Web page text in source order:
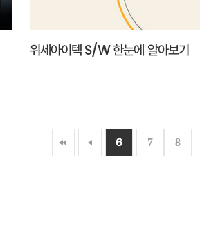
위세아이텍 S/W 한눈에 알아보기
6 7 8